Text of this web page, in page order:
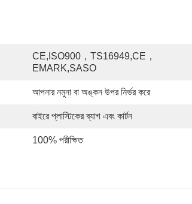
CE,ISO900，TS16949,CE，
EMARK,SASO
আপনার নমুনা বা অঙ্কন উপর নির্ভর করে
বাইরে প্লাস্টিকের ব্যাগ এবং কার্টন
100% পরীক্ষিত